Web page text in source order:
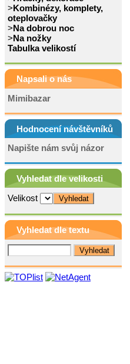
>Kombinézy, komplety,
oteplovačky
>Na dobrou noc
>Na nožky
Tabulka velikostí
Napsali o nás
Mimibazar
Hodnocení návštěvníků
Napište nám svůj názor
Vyhledat dle velikosti
Velikost
Vyhledat dle textu